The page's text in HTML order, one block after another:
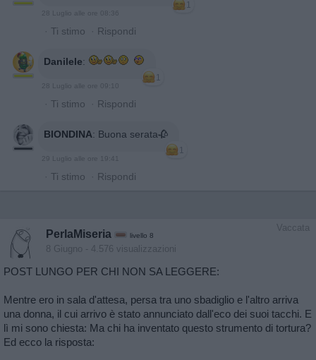
1
· Ti stimo · Rispondi
Danilele:
1
· Ti stimo · Rispondi
BIONDINA: Buona serata🥀
1
· Ti stimo · Rispondi
Vaccata
PerlaMiseria livello 8
8 Giugno - 4.576 visualizzazioni
POST LUNGO PER CHI NON SA LEGGERE:
Mentre ero in sala d'attesa, persa tra uno sbadiglio e l'altro arriva
una donna, il cui arrivo è stato annunciato dall'eco dei suoi tacchi. E
lì mi sono chiesta: Ma chi ha inventato questo strumento di tortura?
Ed ecco la risposta: